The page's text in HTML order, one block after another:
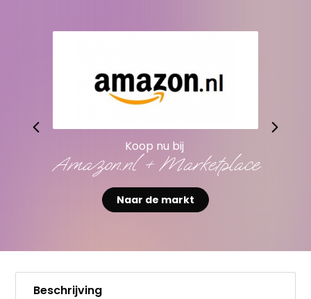
Koop nu bij
Amazon.nl + Marketplace
Naar de markt
Beschrijving